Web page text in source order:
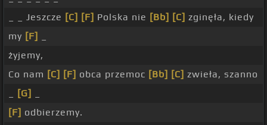
_ _ Jeszcze [C] [F] Polska nie [Bb] [C] zginęła, kiedy
my [F]
żyjemy,
Co nam [C] [F] obca przemoc [Bb] [C] zwieła, szanno
[G]
[F] odbierzemy.